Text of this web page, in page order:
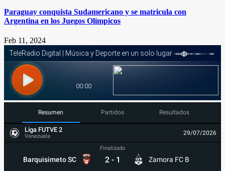
Paraguay conquista Sudamericano y se matricula con
Argentina en los Juegos Olímpicos
Feb 11, 2024
Resumen Partidos Resultados
Liga FUTVE 2
Venezuela 29/07/2026
Barquisimeto SC
Finalizado
2 - 1 Zamora FC B